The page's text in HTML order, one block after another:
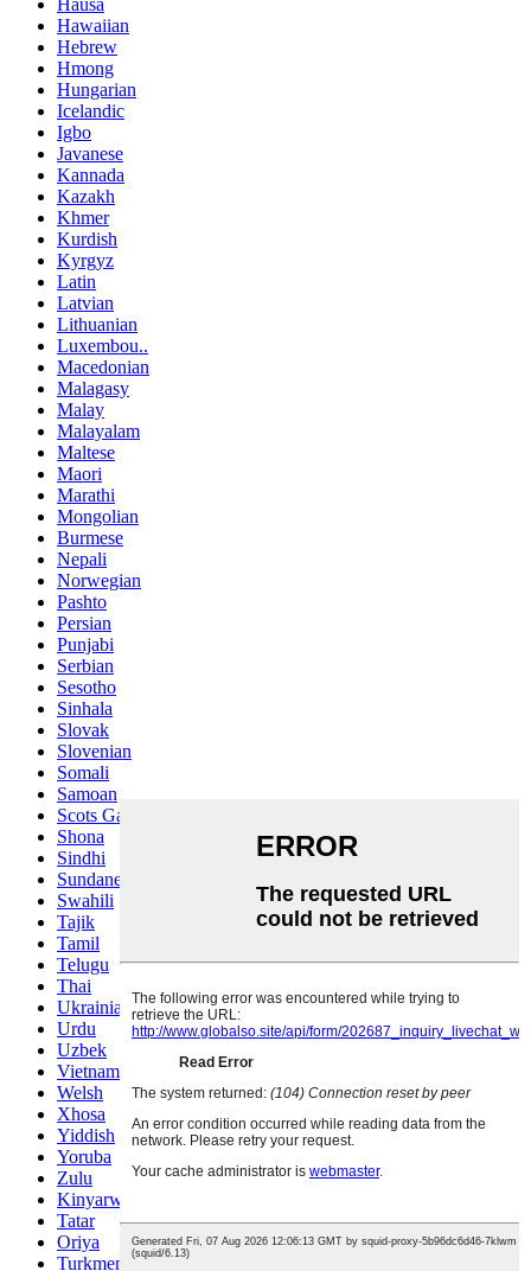
Hawaiian
Hebrew
Hmong
Hungarian
Icelandic
Igbo
Javanese
Kannada
Kazakh
Khmer
Kurdish
Kyrgyz
Latin
Latvian
Lithuanian
Luxembou..
Macedonian
Malagasy
Malay
Malayalam
Maltese
Maori
Marathi
Mongolian
Burmese
Nepali
Norwegian
Pashto
Persian
Punjabi
Serbian
Sesotho
Sinhala
Slovak
Slovenian
Somali
Samoan
Scots Gaelic
Shona
Sindhi
Sundanese
Swahili
Tajik
Tamil
Telugu
Thai
Ukrainian
Urdu
Uzbek
Vietnamese
Welsh
Xhosa
Yiddish
Yoruba
Zulu
Kinyarwanda
Tatar
Oriya
Turkmen